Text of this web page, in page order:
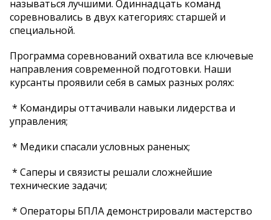
называться лучшими. Одиннадцать команд
соревновались в двух категориях: старшей и
специальной.
Программа соревнований охватила все ключевые
направления современной подготовки. Наши
курсанты проявили себя в самых разных ролях:
* Командиры оттачивали навыки лидерства и
управления;
* Медики спасали условных раненых;
* Саперы и связисты решали сложнейшие
технические задачи;
* Операторы БПЛА демонстрировали мастерство